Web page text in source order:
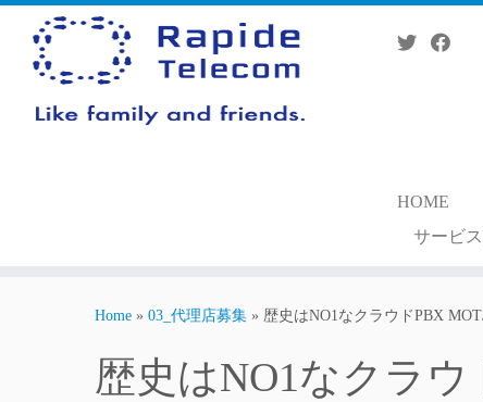
Skip
content
HOME
サービ
Home » 03_代理店募集 » 歴史はNO1なクラウドPBX
歴史はNO1なクラ